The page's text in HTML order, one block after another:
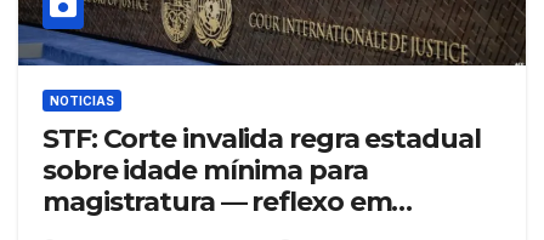
NOTICIAS
STF: Corte invalida regra estadual
sobre idade mínima para
magistratura — reflexo em
concursos e carreiras